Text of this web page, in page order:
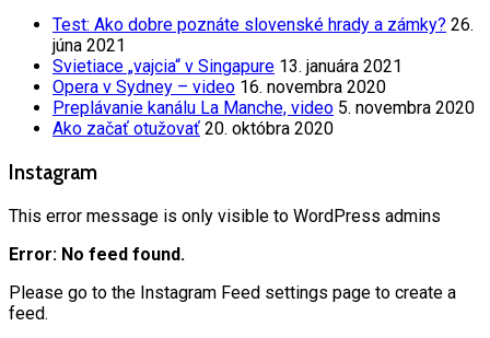
Test: Ako dobre poznáte slovenské hrady a zámky? 26.
júna 2021
Svietiace „vajcia“ v Singapure 13. januára 2021
Opera v Sydney – video 16. novembra 2020
Preplávanie kanálu La Manche, video 5. novembra 2020
Ako začať otužovať 20. októbra 2020
Instagram
This error message is only visible to WordPress admins
Error: No feed found.
Please go to the Instagram Feed settings page to create a
feed.